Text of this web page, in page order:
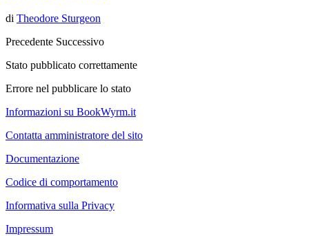
di Theodore Sturgeon
Precedente Successivo
Stato pubblicato correttamente
Errore nel pubblicare lo stato
Informazioni su BookWyrm.it
Contatta amministratore del sito
Documentazione
Codice di comportamento
Informativa sulla Privacy
Impressum